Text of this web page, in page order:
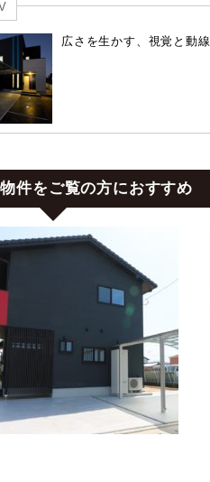
広さを生かす、視覚と動線
件をご覧の方におすすめ